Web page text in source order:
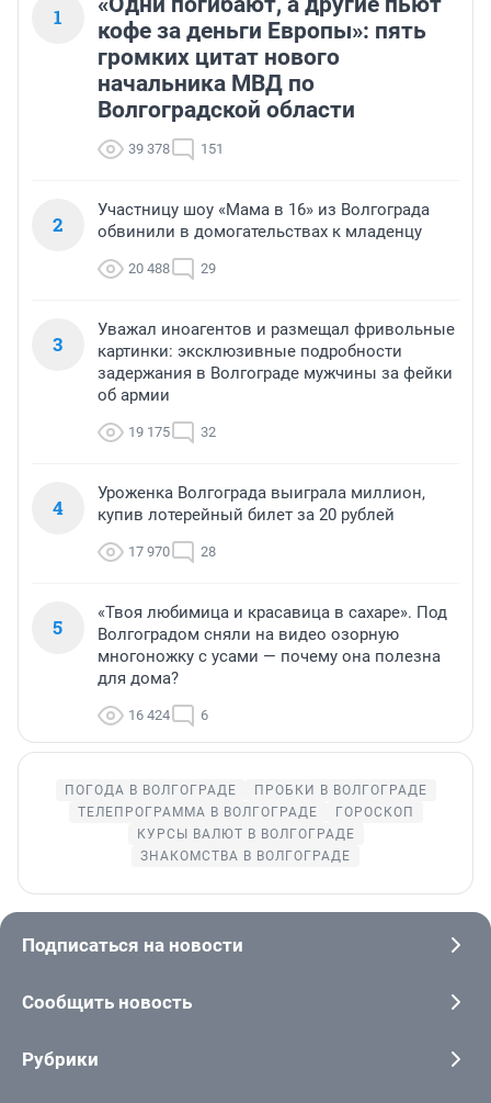
1
кофе за деньги Европы»: пять
громких цитат нового
начальника МВД по
Волгоградской области
39 378 151
2
Участницу шоу «Мама в 16» из Волгограда
обвинили в домогательствах к младенцу
20 488 29
3
Уважал иноагентов и размещал фривольные
картинки: эксклюзивные подробности
задержания в Волгограде мужчины за фейки
об армии
19 175 32
4
Уроженка Волгограда выиграла миллион,
купив лотерейный билет за 20 рублей
17 970 28
5
«Твоя любимица и красавица в сахаре». Под
Волгоградом сняли на видео озорную
многоножку с усами — почему она полезна
для дома?
16 424 6
ПОГОДА В ВОЛГОГРАДЕ
ПРОБКИ В ВОЛГОГРАДЕ
ТЕЛЕПРОГРАММА В ВОЛГОГРАДЕ
ГОРОСКОП
КУРСЫ ВАЛЮТ В ВОЛГОГРАДЕ
ЗНАКОМСТВА В ВОЛГОГРАДЕ
Подписаться на новости
Сообщить новость
Рубрики